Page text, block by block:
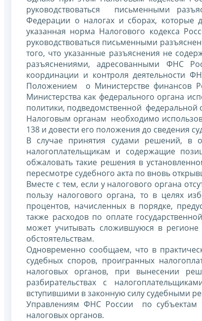
руководствоваться письменными
Федерации о налогах и сборах,
указанная норма Налогового кодекса
руководствоваться письменными
того, что указанные разъяснения не
разъяснениями, адресованными ФНС
координации и контроля деятельности
Положением о Министерстве финансов
Министерства как федерального органа
политики, подведомственной федеральной
Налоговым органам необходимо
138 и довести его положения до сведения
В случае принятия судами решений, в
налогоплательщикам и содержащие
обжаловать такие решения в
пересмотре судебного акта по вновь
Вместе с тем, если у налогового органа
пользу налогового органа, то в целях
процентов, начисленных в порядке,
также расходов по оплате
может учитывать сложившуюся в
обстоятельствам.
Одновременно сообщаем, что в
судебных споров, проигранных
налоговых органов, при вынесении
разбирательствах с
вступившими в законную силу судебными
Управлениям ФНС России по субъектам
налоговых органов.